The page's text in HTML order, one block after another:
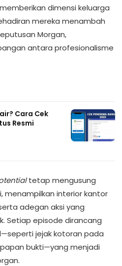
dimensi keluarga
mereka menambah
Morgan,
antara profesionalisme
Cara Cek
Resmi
tetap mengusung
menampilkan interior kantor
adegan aksi yang
Setiap episode dirancang
jejak kotoran pada
bukti—yang menjadi